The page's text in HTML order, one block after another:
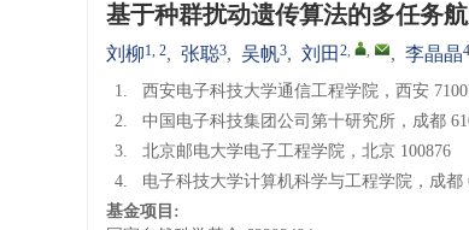
基于种群扰动遗传算法的多任务
刘柳1, 2, 张聪3, 吴帆3, 刘田 2, , , 李晶晶4
1.
西安电子科技大学通信工程学院，西安
2.
中国电子科技集团公司第十研究所，成都
3.
北京邮电大学电子工程学院，北京 100876
4.
电子科技大学计算机科学与工程学院，成都
基金项目: